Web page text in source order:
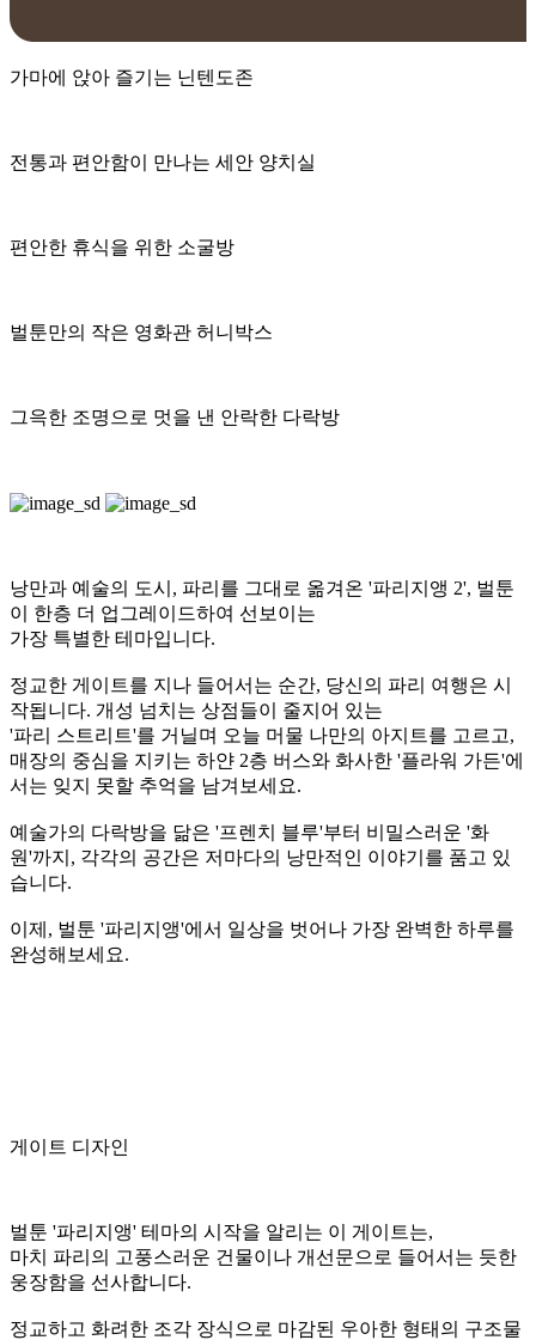
가마에 앉아 즐기는 닌텐도존
전통과 편안함이 만나는 세안 양치실
편안한 휴식을 위한 소굴방
벌툰만의 작은 영화관 허니박스
그윽한 조명으로 멋을 낸 안락한 다락방
낭만과 예술의 도시, 파리를 그대로 옮겨온 '파리지앵 2', 벌툰
이 한층 더 업그레이드하여 선보이는
가장 특별한 테마입니다.
정교한 게이트를 지나 들어서는 순간, 당신의 파리 여행은 시
작됩니다. 개성 넘치는 상점들이 줄지어 있는
'파리 스트리트'를 거닐며 오늘 머물 나만의 아지트를 고르고,
매장의 중심을 지키는 하얀 2층 버스와 화사한 '플라워 가든'에
서는 잊지 못할 추억을 남겨보세요.
예술가의 다락방을 닮은 '프렌치 블루'부터 비밀스러운 '화
원'까지, 각각의 공간은 저마다의 낭만적인 이야기를 품고 있
습니다.
이제, 벌툰 '파리지앵'에서 일상을 벗어나 가장 완벽한 하루를
완성해보세요.
게이트 디자인
벌툰 '파리지앵' 테마의 시작을 알리는 이 게이트는,
마치 파리의 고풍스러운 건물이나 개선문으로 들어서는 듯한
웅장함을 선사합니다.
정교하고 화려한 조각 장식으로 마감된 우아한 형태의 구조물